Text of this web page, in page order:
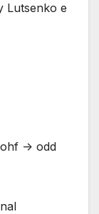
Lutsenko e
-> odd